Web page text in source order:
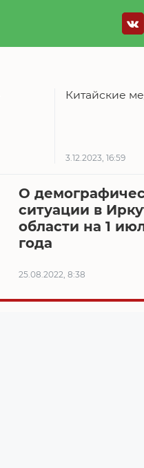
Китайские
3.12.2023, 16:59
О
ситуации в
области на 1
года
25.08.2022, 8:38